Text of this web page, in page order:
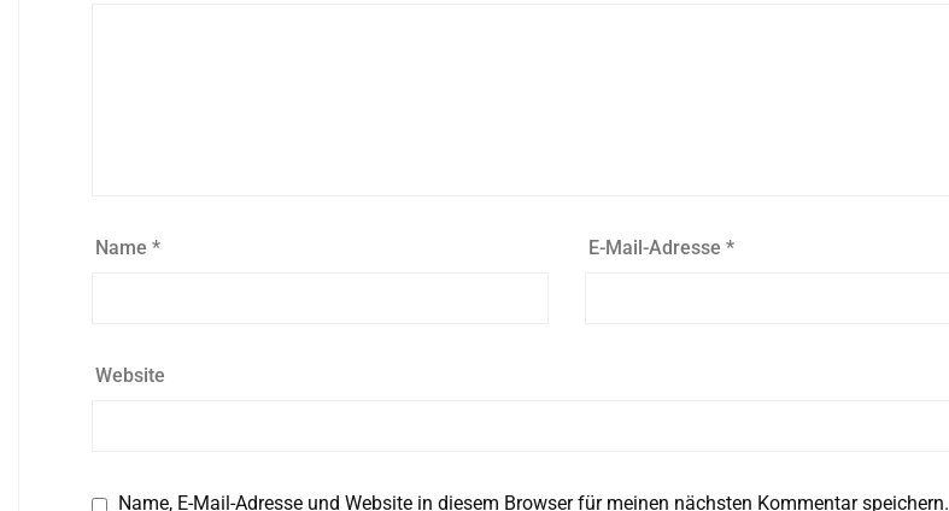
Name * E-Mail-Adresse*
Website
Name, E-Mail-Adresse und Website in diesem Browser für meinen nächsten Kommentar speichern.